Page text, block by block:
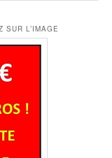
L’IMAGE